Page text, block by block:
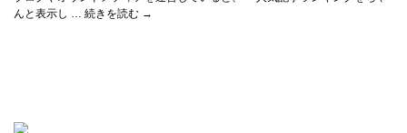
んと表示し … 続きを読む →